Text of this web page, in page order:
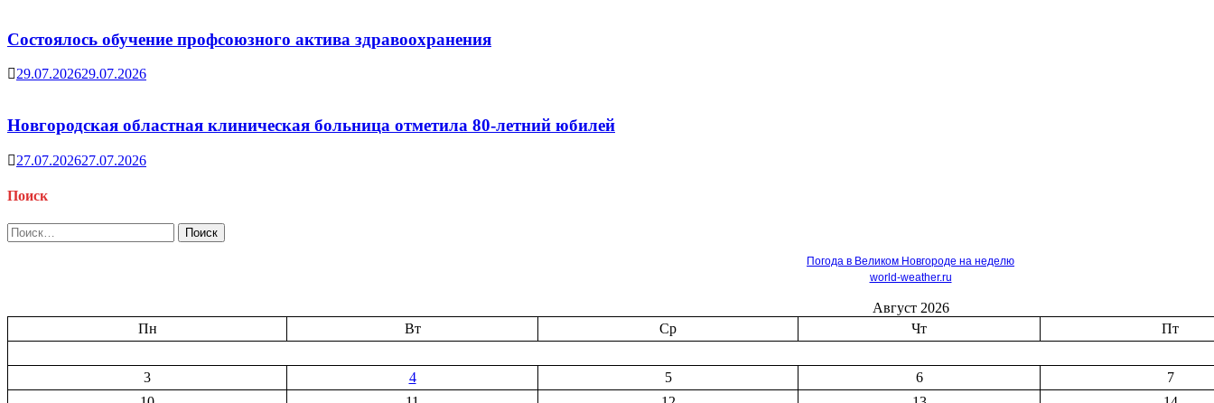
Состоялось обучение профсоюзного актива здравоохранения
29.07.202629.07.2026
Новгородская областная клиническая больница отметила 80-летний юбилей
27.07.202627.07.2026
Поиск
Найти:
Погода в Великом Новгороде на неделю
world-weather.ru
Август 2026
Пн
Вт Ср Чт Пт
3 4 5 6
7